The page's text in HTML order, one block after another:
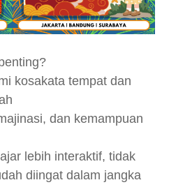
kosakata tempat dan
dan kemampuan
lebih interaktif, tidak
diingat dalam jangka